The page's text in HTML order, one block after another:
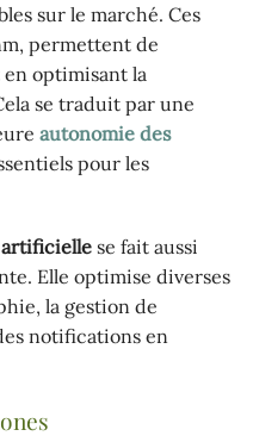
sur le marché. Ces
permettent de
optimisant la
se traduit par une
autonomie des
pour les
se fait aussi
Elle optimise diverses
la gestion de
notifications en